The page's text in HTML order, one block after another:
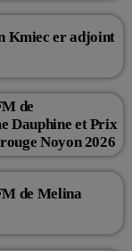
Kmiec er adjoint
de
Dauphine et Prix
Noyon 2026
de Melina